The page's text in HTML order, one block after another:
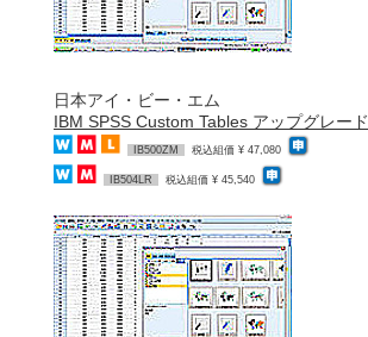
日本アイ・ビー・エム
IBM SPSS Custom Tables アップグレード
IB500ZM 税込組価 ¥ 47,080
IB504LR 税込組価 ¥ 45,540